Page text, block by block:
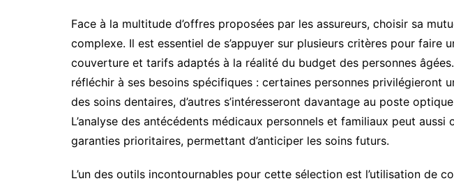
Face à la multitude d’offres proposées par les assureurs, choisir sa
complexe. Il est essentiel de s’appuyer sur plusieurs critères pour faire
couverture et tarifs adaptés à la réalité du budget des personnes
réfléchir à ses besoins spécifiques : certaines personnes privilégieront
des soins dentaires, d’autres s’intéresseront davantage au poste
L’analyse des antécédents médicaux personnels et familiaux peut
garanties prioritaires, permettant d’anticiper les soins futurs.
L’un des outils incontournables pour cette sélection est l’utilisation de